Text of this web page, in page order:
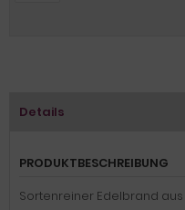
Details
PRODUKTBESCHREIBUNG
Sortenreiner Edelbrand